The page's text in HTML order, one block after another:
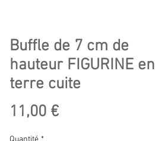
Buffle de 7 cm de
hauteur FIGURINE en
terre cuite
11,00 €Prix